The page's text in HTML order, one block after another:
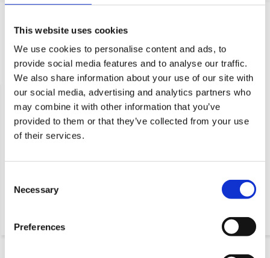
This website uses cookies
We use cookies to personalise content and ads, to
provide social media features and to analyse our traffic.
We also share information about your use of our site with
our social media, advertising and analytics partners who
may combine it with other information that you’ve
provided to them or that they’ve collected from your use
of their services.
Selection
Necessary
Preferences
Serie
Ergänzende Produkte
Lenkradgabel Ø100mm obere Gabel mit fester Rolle
Ø100mm obere Platte 200kg